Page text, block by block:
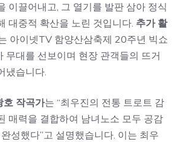
이끌어내고, 그 열기를 발판 삼아 정식
대중적 확산을 노린 것입니다. 추가 활
아이넷TV 함양산삼축제 20주년 빅쇼
무대를 선보이며 현장 관객들의 뜨거
냈습니다.
호 작곡가는 “최우진의 전통 트로트 감
매력을 결합하여 남녀노소 모두 공감
성했다”고 설명했습니다. 이는 최우